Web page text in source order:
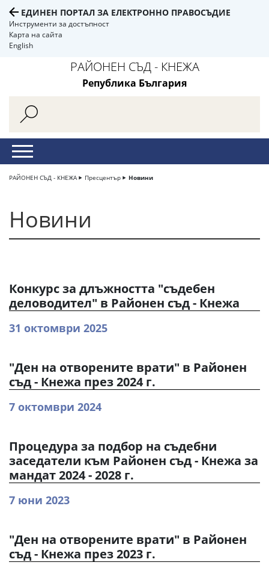
ЕДИНЕН ПОРТАЛ ЗА ЕЛЕКТРОННО ПРАВОСЪДИЕ
Инструменти за достъпност
Карта на сайта
English
РАЙОНЕН СЪД - КНЕЖА
Република България
РАЙОНЕН СЪД - КНЕЖА Пресцентър Новини
Новини
Конкурс за длъжността "съдебен
деловодител" в Районен съд - Кнежа
31 октомври 2025
"Ден на отворените врати" в Районен
съд - Кнежа през 2024 г.
7 октомври 2024
Процедура за подбор на съдебни
заседатели към Районен съд - Кнежа за
мандат 2024 - 2028 г.
7 юни 2023
"Ден на отворените врати" в Районен
съд - Кнежа през 2023 г.